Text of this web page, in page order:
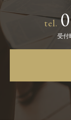
tel.
受付